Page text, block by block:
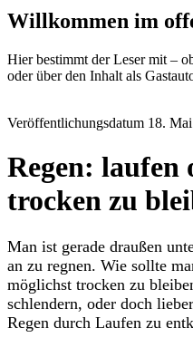
Willkommen im
Hier bestimmt der Leser mit –
oder über den Inhalt als
Veröffentlichungsdatum 18.
Regen: laufen
trocken zu
Man ist gerade draußen
an zu regnen. Wie sollte
möglichst trocken zu
schlendern, oder doch
Regen durch Laufen zu